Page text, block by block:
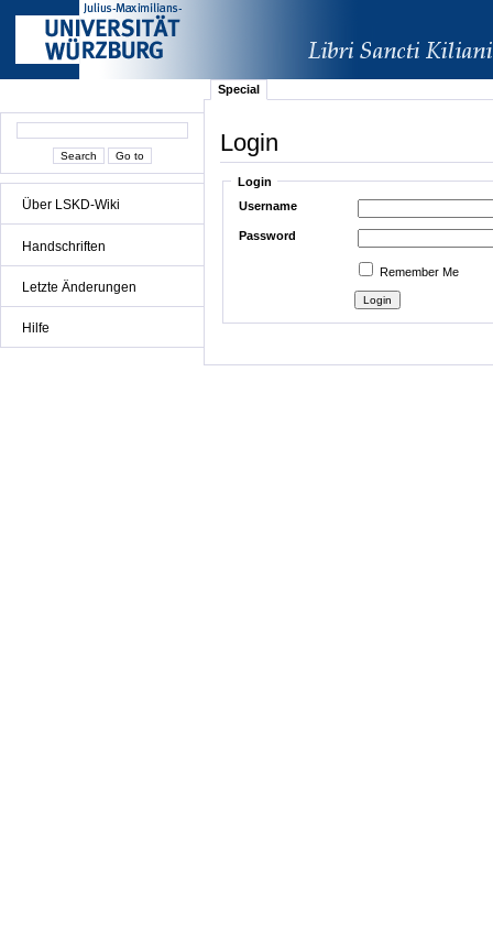
Über LSKD-Wiki
Handschriften
Letzte Änderungen
Hilfe
Special
Login
Login
Username
Password
Remember Me